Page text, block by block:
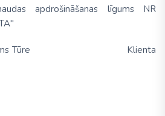
apdrošināšanas līgums NR
Tūre Klienta